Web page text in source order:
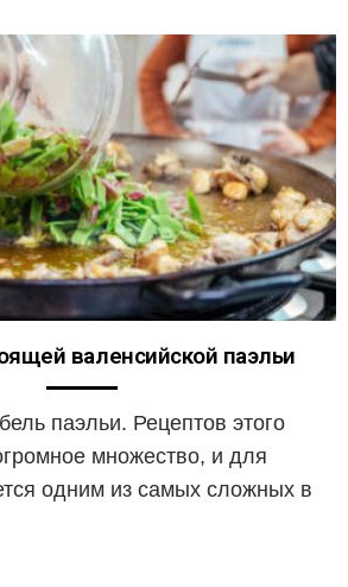
валенсийской паэльи
паэльи. Рецептов этого
множество, и для
одним из самых сложных в